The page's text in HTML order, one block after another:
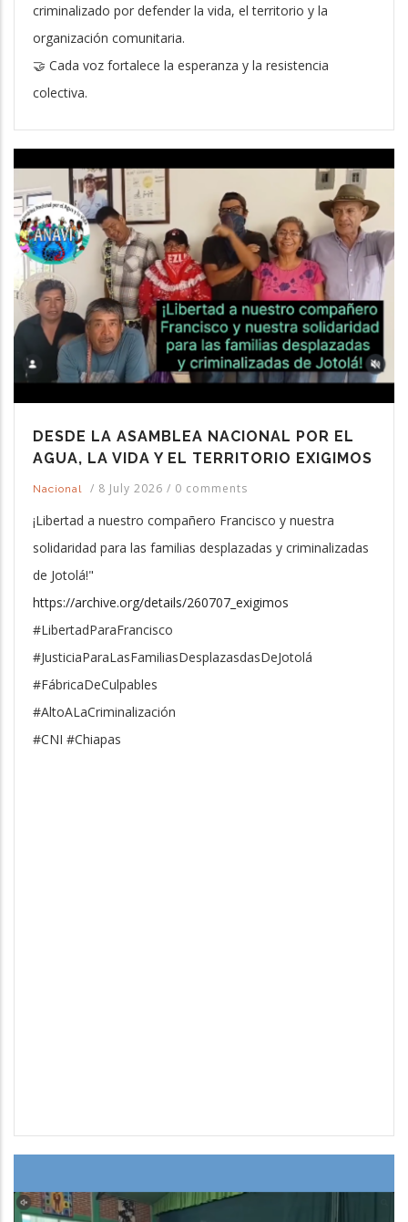
criminalizado por defender la vida, el territorio y la
organización comunitaria.
🤝 Cada voz fortalece la esperanza y la resistencia
colectiva.
DESDE LA ASAMBLEA NACIONAL POR EL
AGUA, LA VIDA Y EL TERRITORIO EXIGIMOS
Nacional / 8 July 2026 / 0 comments
¡Libertad a nuestro compañero Francisco y nuestra
solidaridad para las familias desplazadas y criminalizadas
de Jotolá!"
https://archive.org/details/260707_exigimos
#LibertadParaFrancisco
#JusticiaParaLasFamiliasDesplazasdasDeJotolá
#FábricaDeCulpables
#AltoALaCriminalización
#CNI #Chiapas